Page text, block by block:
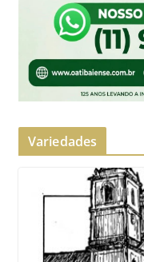
Variedades